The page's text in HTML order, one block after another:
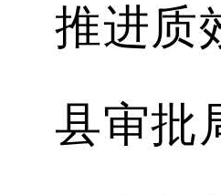
推进质
县审批